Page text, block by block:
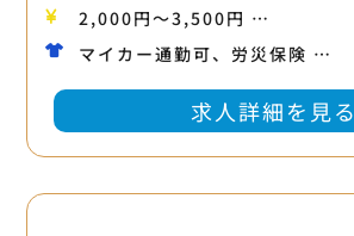
2,000円〜3,500円 …
マイカー通勤可、労災保険 …
求人詳細を見る